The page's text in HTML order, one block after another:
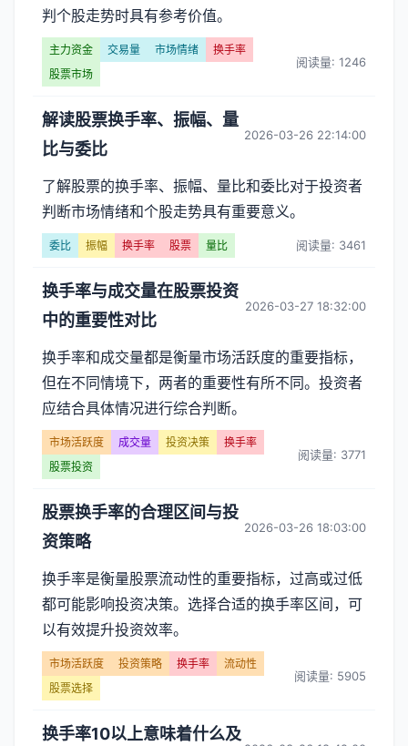
判个股走势时具有参考价值。
主力资金 交易量 市场情绪
换手率
股票市场
阅读量: 1246
解读股票换手率、振幅、量
比与委比
2026-03-26 22:14:00
了解股票的换手率、振幅、量比和委比对于投资者
判断市场情绪和个股走势具有重要意义。
委比 振幅 换手率 股票 量比 阅读量: 3461
换手率与成交量在股票投资
中的重要性对比
2026-03-27 18:32:00
换手率和成交量都是衡量市场活跃度的重要指标，
但在不同情境下，两者的重要性有所不同。投资者
应结合具体情况进行综合判断。
市场活跃度 成交量 投资决策
换手率
股票投资
阅读量: 3771
股票换手率的合理区间与投
资策略
2026-03-26 18:03:00
换手率是衡量股票流动性的重要指标，过高或过低
都可能影响投资决策。选择合适的换手率区间，可
以有效提升投资效率。
市场活跃度 投资策略 换手率
流动性
股票选择
阅读量: 5905
换手率10以上意味着什么及